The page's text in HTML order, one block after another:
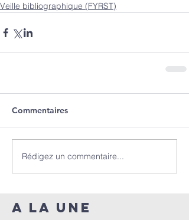
Veille bibliographique (FYRST)
Commentaires
Rédigez un commentaire...
A LA UNE